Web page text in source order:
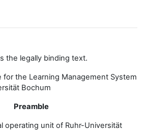
the legally binding text.
for the Learning Management System
Bochum
Preamble
operating unit of Ruhr-Universität